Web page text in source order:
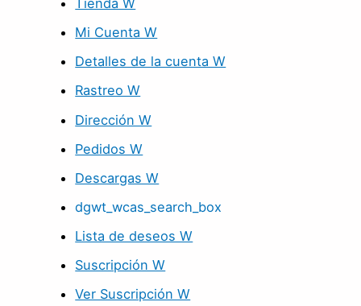
Tienda W
Mi Cuenta W
Detalles de la cuenta W
Rastreo W
Dirección W
Pedidos W
Descargas W
dgwt_wcas_search_box
Lista de deseos W
Suscripción W
Ver Suscripción W